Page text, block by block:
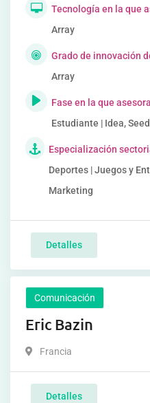
Tecnología en la que
Array
Grado de innovación
Array
Fase en la que asesora
Estudiante | Idea,
Especialización
Deportes | Juegos y
Marketing
Detalles
Comunicación
Eric Bazin
Francia
Detalles